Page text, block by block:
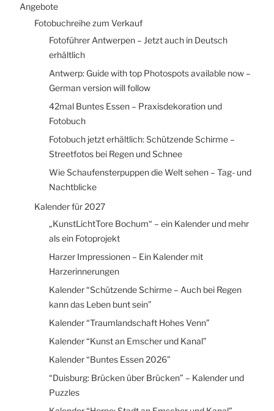
Angebote
Fotobuchreihe zum Verkauf
Fotoführer Antwerpen – Jetzt auch in Deutsch
erhältlich
Antwerp: Guide with top Photospots available now –
German version will follow
42mal Buntes Essen – Praxisdekoration und
Fotobuch
Fotobuch jetzt erhältlich: Schützende Schirme –
Streetfotos bei Regen und Schnee
Wie Schaufensterpuppen die Welt sehen – Tag- und
Nachtblicke
Kalender für 2027
„KunstLichtTore Bochum“ – ein Kalender und mehr
als ein Fotoprojekt
Harzer Impressionen – Ein Kalender mit
Harzerinnerungen
Kalender “Schützende Schirme – Auch bei Regen
kann das Leben bunt sein”
Kalender “Traumlandschaft Hohes Venn”
Kalender “Kunst an Emscher und Kanal”
Kalender “Buntes Essen 2026”
“Duisburg: Brücken über Brücken” – Kalender und
Puzzles